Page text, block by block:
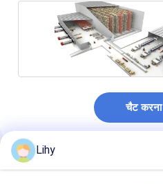
अमर स्वायत्त मोबाइल रोबोट
चैट करना
अनुशंसित उत्पाद
Lihy